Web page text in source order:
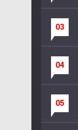
03
04
05